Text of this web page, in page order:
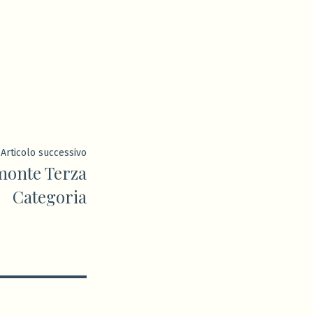
Articolo successivoArticolo
Terza
Categoria